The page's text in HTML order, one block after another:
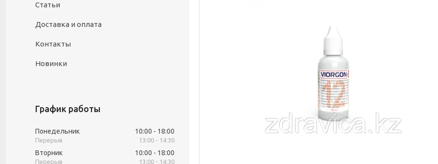
Статьи
Доставка и оплата
Контакты
Новинки
График работы
Понедельник 10:00 18:00
13:00 14:30
Вторник 10:00 18:00
13:00 14:30